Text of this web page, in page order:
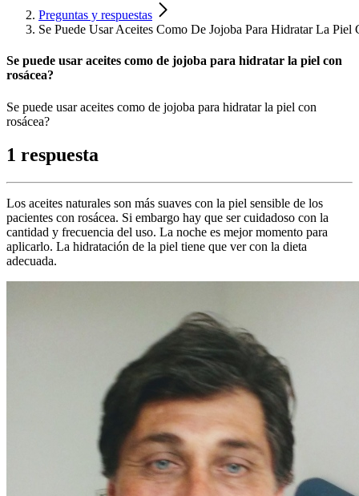
Preguntas y respuestas
Se Puede Usar Aceites Como De Jojoba Para Hidratar La Piel
Se puede usar aceites como de jojoba para hidratar la piel con
rosácea?
Se puede usar aceites como de jojoba para hidratar la piel con
rosácea?
1 respuesta
Los aceites naturales son más suaves con la piel sensible de los
pacientes con rosácea. Si embargo hay que ser cuidadoso con la
cantidad y frecuencia del uso. La noche es mejor momento para
aplicarlo. La hidratación de la piel tiene que ver con la dieta
adecuada.